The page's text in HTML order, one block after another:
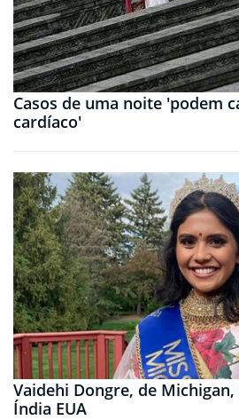
Casos de uma noite 'podem
cardíaco'
Vaidehi Dongre, de
Índia EUA